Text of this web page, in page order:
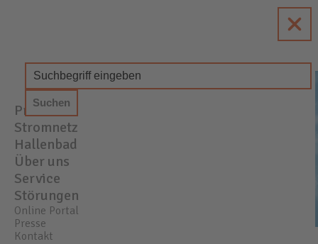
enewa
Online Portal
Presse
Kontakt
Produkte
Stromnetz
Hallenbad
Über uns
Service
Störungen